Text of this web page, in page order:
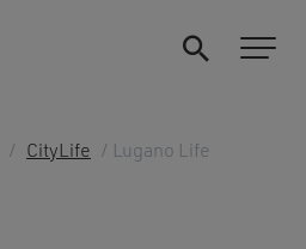
/ CityLife / Lugano Life